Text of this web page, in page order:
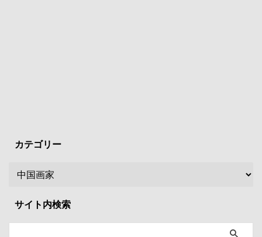
カテゴリー
サイト内検索